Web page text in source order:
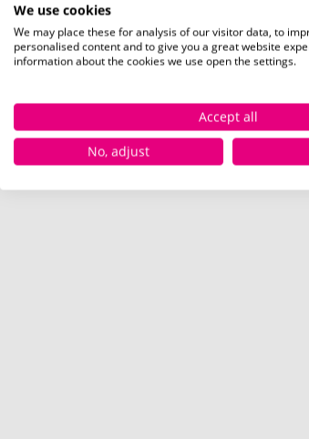
We use cookies
We may place these for analysis of our visitor data, to
personalised content and to give you a great website
information about the cookies we use open the settings.
Accept all
No, adjust